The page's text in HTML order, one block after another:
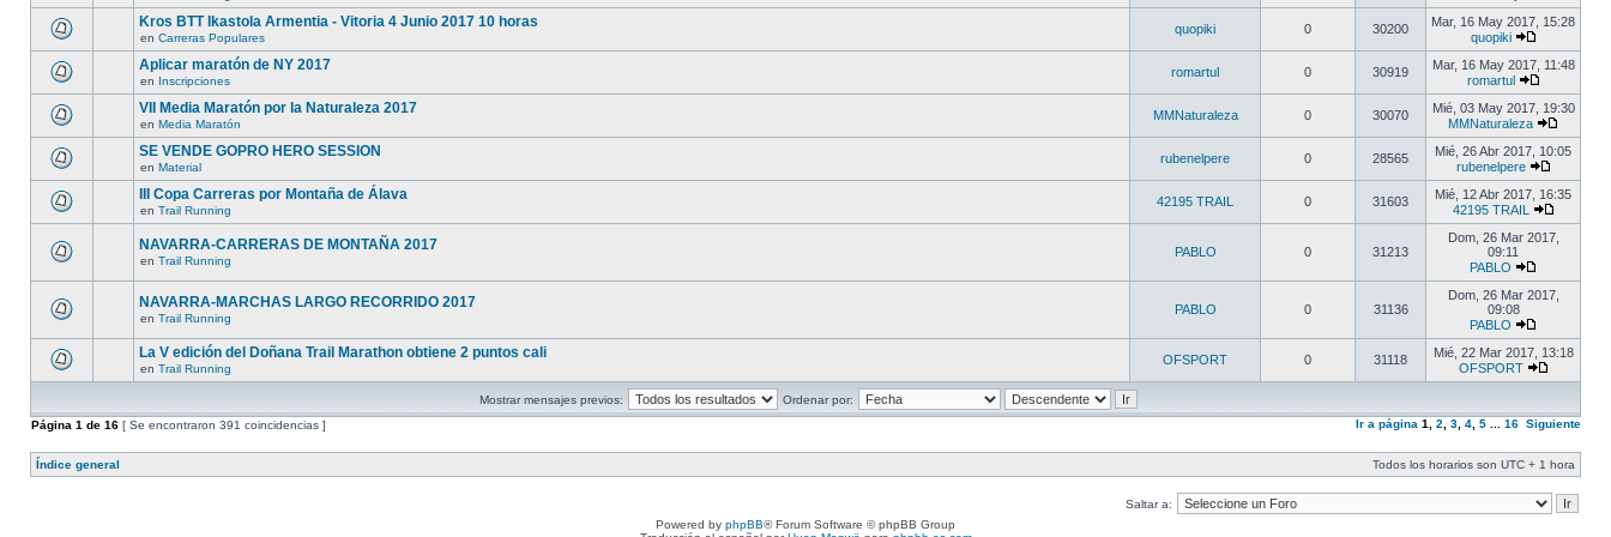
Kros BTT Ikastola Armentia - Vitoria 4 Junio 2017 10 horas
en Carreras Populares
quopiki 0 30200
Mar, 16 May 2017, 15:28
quopiki
Aplicar maratón de NY 2017
en Inscripciones
romartul 0 30919
Mar, 16 May 2017, 11:48
romartul
VII Media Maratón por la Naturaleza 2017
en Media Maratón
MMNaturaleza 0 30070
Mié, 03 May 2017, 19:30
MMNaturaleza
SE VENDE GOPRO HERO SESSION
en Material
rubenelpere 0 28565
Mié, 26 Abr 2017, 10:05
rubenelpere
III Copa Carreras por Montaña de Álava
en Trail Running
42195 TRAIL 0 31603
Mié, 12 Abr 2017, 16:35
42195 TRAIL
NAVARRA-CARRERAS DE MONTAÑA 2017
en Trail Running
PABLO 0 31213
Dom, 26 Mar 2017,
09:11
PABLO
NAVARRA-MARCHAS LARGO RECORRIDO 2017
en Trail Running
PABLO 0 31136
Dom, 26 Mar 2017,
09:08
PABLO
La V edición del Doñana Trail Marathon obtiene 2 puntos cali
en Trail Running
OFSPORT 0 31118
Mié, 22 Mar 2017, 13:18
OFSPORT
Mostrar mensajes previos:
Ordenar por:
Página 1 de 16 [ Se encontraron 391 coincidencias ] Ir a página 1 2 3 4 5 16 Siguiente
Índice general Todos los horarios son UTC + 1 hora
Saltar a:
Powered by phpBB® Forum Software © phpBB Group